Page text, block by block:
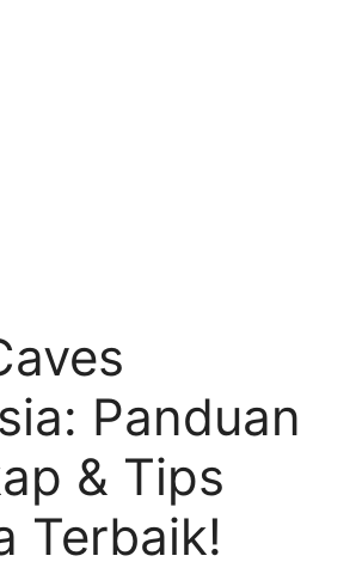
Panduan
& Tips
Terbaik!